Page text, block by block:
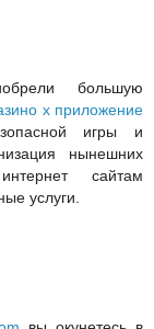
большую
х приложение
игры и
нынешних
сайтам
услуги.